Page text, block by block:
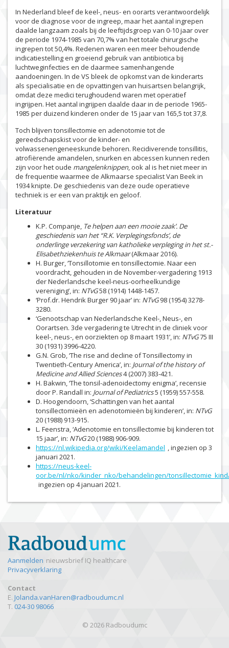
In Nederland bleef de keel-, neus- en oorarts verantwoordelijk
voor de diagnose voor de ingreep, maar het aantal ingrepen
daalde langzaam zoals bij de leeftijdsgroep van 0-10 jaar over
de periode 1974-1985 van 70,7% van het totale chirurgische
ingrepen tot 50,4%. Redenen waren een meer behoudende
indicatiestelling en groeiend gebruik van antibiotica bij
luchtweginfecties en de daarmee samenhangende
aandoeningen. In de VS bleek de opkomst van de kinderarts
als specialisatie en de opvattingen van huisartsen belangrijk,
omdat deze medici terughoudend waren met operatief
ingrijpen. Het aantal ingrijpen daalde daar in de periode 1965-
1985 per duizend kinderen onder de 15 jaar van 165,5 tot 37,8.
Toch blijven tonsillectomie en adenotomie tot de
gereedschapskist voor de kinder- en
volwassenengeneeskunde behoren. Recidiverende tonsillitis,
atrofiërende amandelen, snurken en abcessen kunnen reden
zijn voor het oude mangelenknippen, ook al is het niet meer in
de frequentie waarmee de Alkmaarse specialist Van Beek in
1934 knipte. De geschiedenis van deze oude operatieve
techniek is er een van praktijk en geloof.
Literatuur
K.P. Companje, Te helpen aan een mooie zaak’. De
geschiedenis van het “R.K. Verplegingsfonds’, de
onderlinge verzekering van katholieke verpleging in het st.-
Elisabethziekenhuis te Alkmaar(Alkmaar 2016).
H. Burger, ‘Tonsillotomie en tonsillectomie. Naar een
voordracht, gehouden in de November-vergadering 1913
der Nederlandsche keel-neus-oorheelkundige
vereniging’, in: NTvG58 (1914) 1448-1457.
‘Prof.dr. Hendrik Burger 90 jaar’ in: NTvG98 (1954) 3278-
3280.
‘Genootschap van Nederlandsche Keel-, Neus-, en
Oorartsen. 3de vergadering te Utrecht in de cliniek voor
keel-, neus-, en oorziekten op 8 maart 1931’, in: NTvG75 III
30 (1931) 3996-4220.
G.N. Grob, ‘The rise and decline of Tonsillectomy in
Twentieth-Century America’, in: Journal of the history of
Medicine and Allied Sciences4 (2007) 383-421.
H. Bakwin, ‘The tonsil-adenoidectomy enigma’, recensie
door P. Randall in: Journal of Pediatrics5 (1959) 557-558.
D. Hoogendoorn, ‘Schattingen van het aantal
tonsillectomieën en adenotomieën bij kinderen’, in: NTvG
20 (1988) 913-915.
L. Feenstra, ‘Adenotomie en tonsillectomie bij kinderen tot
15 jaar’, in: NTvG20 (1988) 906-909.
https://nl.wikipedia.org/wiki/Keelamandel , ingezien op 3
januari 2021.
https://neus-keel-
oor.be/nl/nko/kinder_nko/behandelingen/
ingezien op 4 januari 2021.
Aanmelden nieuwsbrief IQ healthcare
Privacyverklaring
Contact
E. Jolanda.vanHaren@radboudumc.nl
T. 024-30 98066
© 2026 Radboudumc